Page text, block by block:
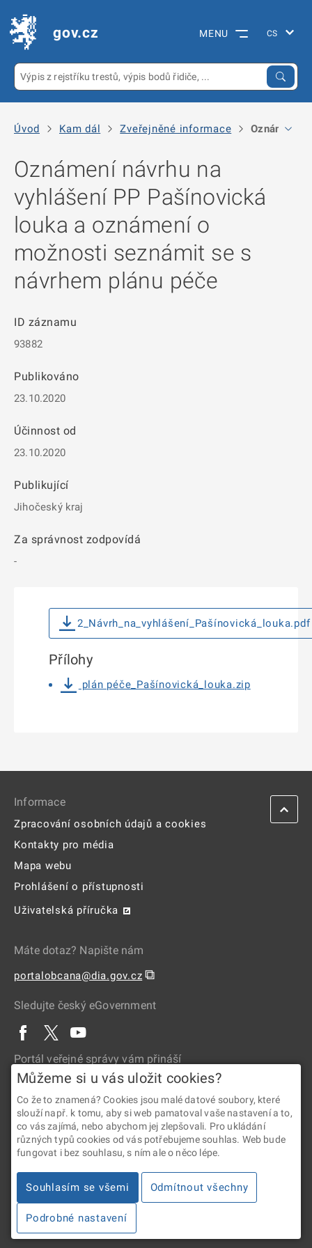
gov.cz MENU
Úvod Kam dál Zveřejněné informace Oznámení
Oznámení návrhu na
vyhlášení PP Pašínovická
louka a oznámení o
možnosti seznámit se s
návrhem plánu péče
ID záznamu
93882
Publikováno
23.10.2020
Účinnost od
23.10.2020
Publikující
Jihočeský kraj
Za správnost zodpovídá
-
2_Návrh_na_vyhlášení_Pašínovická_louka.pdf
Přílohy
plán péče_Pašínovická_louka.zip
Informace
Zpracování osobních údajů a cookies
Kontakty pro média
Mapa webu
Prohlášení o přístupnosti
Uživatelská příručka
Máte dotaz? Napište nám
portalobcana@dia.gov.cz ⧉
Sledujte český eGovernment
Portál veřejné správy vám přináší
2026 © Digitální a informační agentura • Informace jsou poskytovány
v souladu se zákonem č. 106/1999 Sb., o svobodném přístupu
k informacím.
Můžeme si u vás uložit cookies?
Co že to znamená? Cookies jsou malé datové soubory, které
slouží např. k tomu, aby si web pamatoval vaše nastavení a to,
co vás zajímá, nebo abychom jej zlepšovali. Pro ukládání
různých typů cookies od vás potřebujeme souhlas. Web bude
fungovat i bez souhlasu, s ním ale o něco lépe.
Souhlasím se všemi Odmítnout všechny
Podrobné nastavení